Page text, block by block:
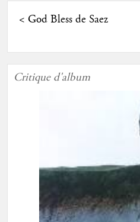
< God Bless de Saez
Critique d'album